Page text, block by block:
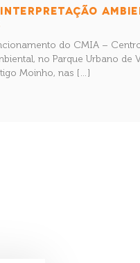
do CMIA –
no Parque Urbano de
Moinho, nas […]